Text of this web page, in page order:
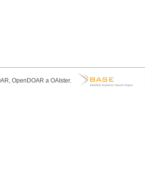
OpenDOAR a OAIster.